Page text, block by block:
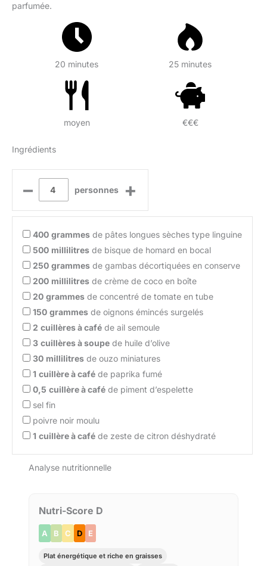
parfumée.
20 minutes 25 minutes
moyen €€€
Ingrédients
– personnes +
400 grammes de pâtes longues sèches type linguine
500 millilitres de bisque de homard en bocal
250 grammes de gambas décortiquées en conserve
200 millilitres de crème de coco en boîte
20 grammes de concentré de tomate en tube
150 grammes de oignons émincés surgelés
2 cuillères à café de ail semoule
3 cuillères à soupe de huile d’olive
30 millilitres de ouzo miniatures
1 cuillère à café de paprika fumé
0,5 cuillère à café de piment d’espelette
sel fin
poivre noir moulu
1 cuillère à café de zeste de citron déshydraté
Analyse nutritionnelle
Nutri-Score D
A B C D E
Plat énergétique et riche en graisses